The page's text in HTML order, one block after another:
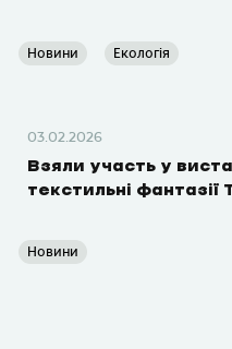
Новини Екологія
03.02.2026
Взяли участь у
текстильні фантазії
Новини